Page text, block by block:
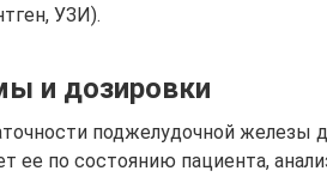
УЗИ).
и дозировки
поджелудочной железы
ее по состоянию пациента,